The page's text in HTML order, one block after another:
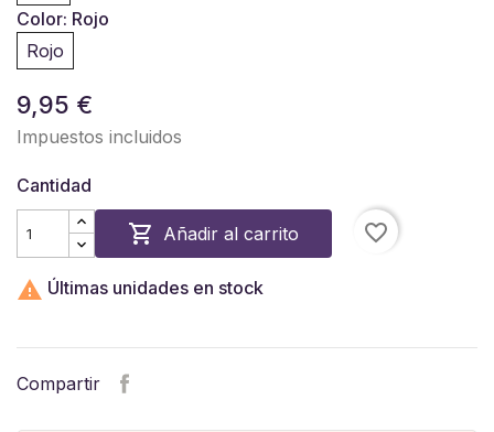
Color: Rojo
Rojo
9,95 €
Impuestos incluidos
Cantidad
 Añadir al carrito favorite_border
 Últimas unidades en stock
Compartir